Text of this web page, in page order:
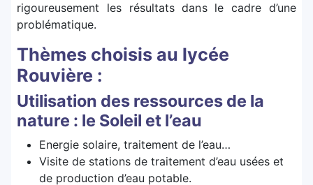
rigoureusement les résultats dans le cadre d’une
problématique.
Thèmes choisis au lycée
Rouvière :
Utilisation des ressources de la
nature : le Soleil et l’eau
Energie solaire, traitement de l’eau…
Visite de stations de traitement d’eau usées et
de production d’eau potable.